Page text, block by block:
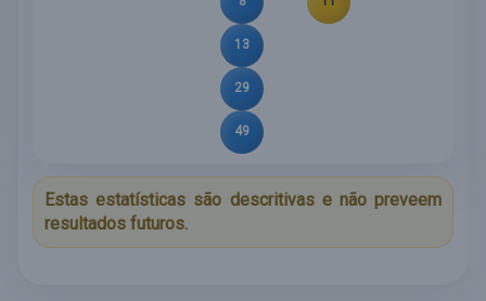
13
29
49
Estas estatísticas são descritivas e não preveem
resultados futuros.